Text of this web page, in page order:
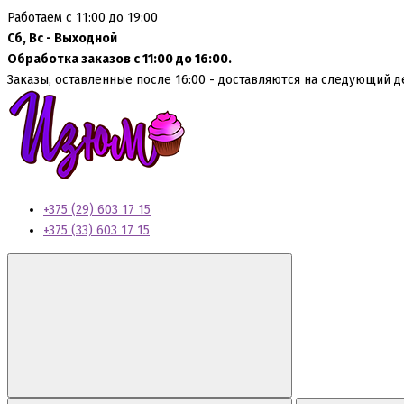
Работаем с 11:00 до 19:00
Сб, Вс - Выходной
Обработка заказов с 11:00 до 16:00.
Заказы, оставленные после 16:00 - доставляются на следующий
+375 (29) 603 17 15
+375 (33) 603 17 15